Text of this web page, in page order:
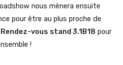
nous mènera ensuite
pour être au plus proche de
Rendez-vous stand 3.1B18 pour
!